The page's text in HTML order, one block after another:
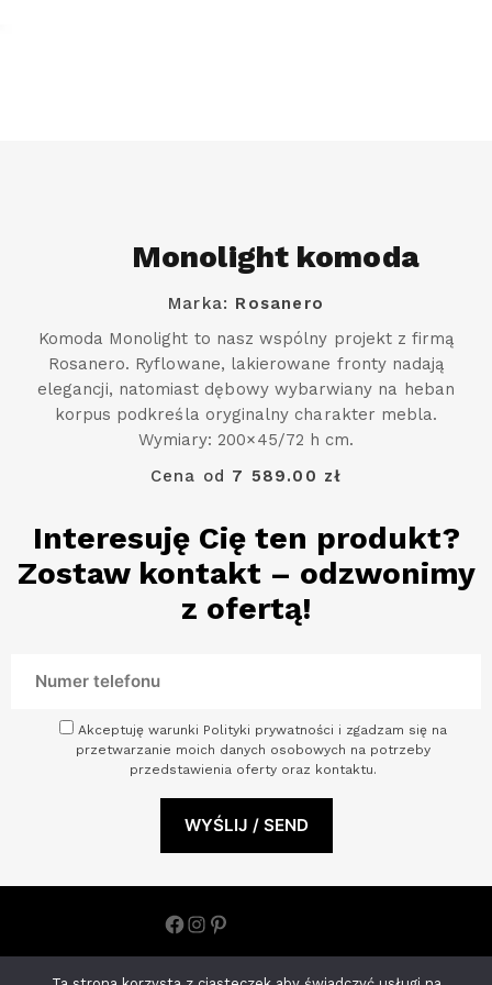
Monolight komoda
Marka: Rosanero
Komoda Monolight to nasz wspólny projekt z firmą
Rosanero. Ryflowane, lakierowane fronty nadają
elegancji, natomiast dębowy wybarwiany na heban
korpus podkreśla oryginalny charakter mebla.
Wymiary: 200×45/72 h cm.
Cena od 7 589.00 zł
Interesuję Cię ten produkt?
Zostaw kontakt – odzwonimy
z ofertą!
Akceptuję warunki Polityki prywatności i zgadzam się na
przetwarzanie moich danych osobowych na potrzeby
przedstawienia oferty oraz kontaktu.
Facebook Instagram Pinterest
Polityka prywatności